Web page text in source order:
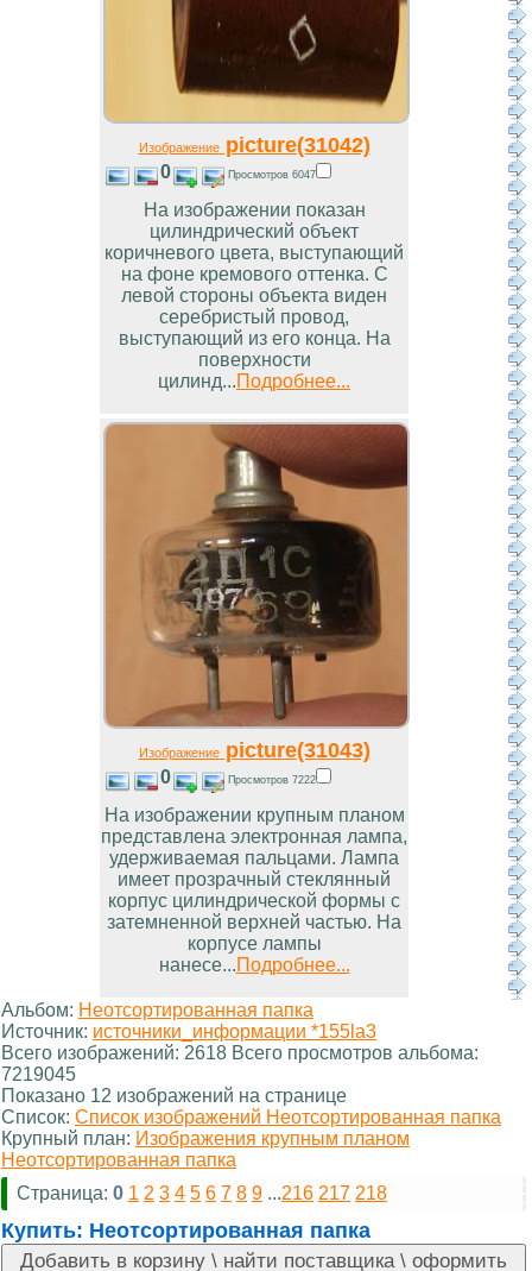
Изображениеpicture(31042)
0 Просмотров 6047
На изображении показан
цилиндрический объект
коричневого цвета, выступающий
на фоне кремового оттенка. С
левой стороны объекта виден
серебристый провод,
выступающий из его конца. На
поверхности
цилинд...Подробнее...
Изображениеpicture(31043)
0 Просмотров 7222
На изображении крупным планом
представлена электронная лампа,
удерживаемая пальцами. Лампа
имеет прозрачный стеклянный
корпус цилиндрической формы с
затемненной верхней частью. На
корпусе лампы
нанесе...Подробнее...
Альбом: Неотсортированная папка
Источник: источники_информации *155la3
Всего изображений: 2618 Всего просмотров альбома:
7219045
Показано 12 изображений на странице
Список: Список изображений Неотсортированная папка
Крупный план: Изображения крупным планом
Неотсортированная папка
Страница: 0 1 2 3 4 5 6 7 8 9 ...216 217 218
Купить: Неотсортированная папка